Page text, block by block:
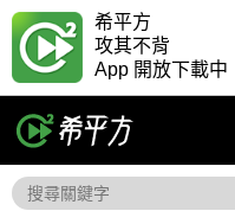
希平方
攻其不背
App 開放下載中